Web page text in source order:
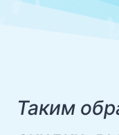
Таким